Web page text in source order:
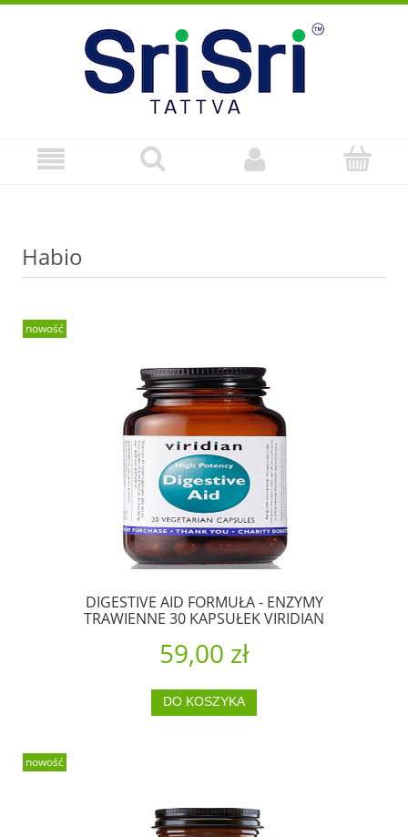
Habio
DIGESTIVE AID FORMUŁA - ENZYMY
TRAWIENNE 30 KAPSUŁEK VIRIDIAN
59,00 zł
DO KOSZYKA
nowość
nowość